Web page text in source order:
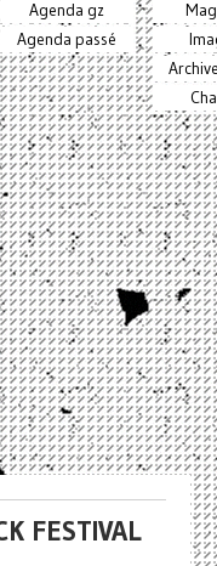
Agenda gz
Agenda passé
FESTIVAL